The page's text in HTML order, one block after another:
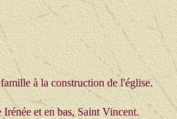
à la construction de l'église.
et en bas, Saint Vincent.